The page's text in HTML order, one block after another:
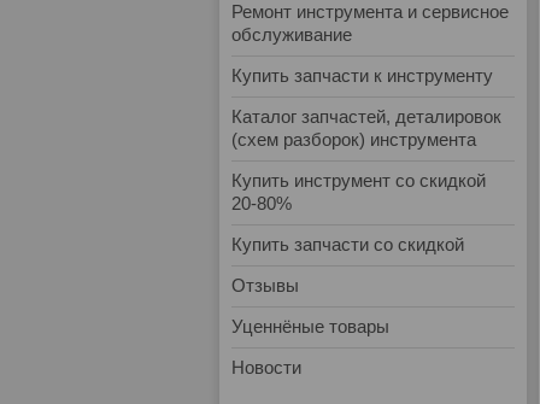
Ремонт инструмента и сервисное
обслуживание
Купить запчасти к инструменту
Каталог запчастей, деталировок
(схем разборок) инструмента
Купить инструмент со скидкой
20-80%
Купить запчасти со скидкой
Отзывы
Уценнёные товары
Новости